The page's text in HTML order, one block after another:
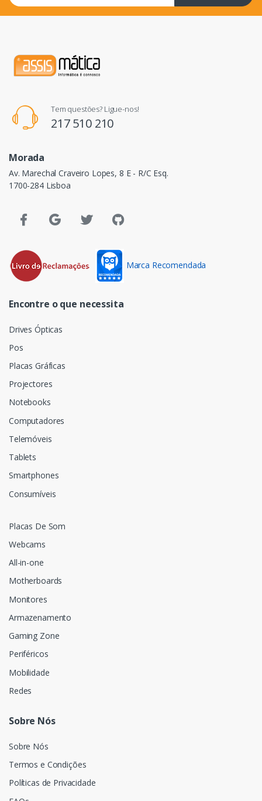
Tem questões? Ligue-nos!
217 510 210
Morada
Av. Marechal Craveiro Lopes, 8 E - R/C Esq.
1700-284 Lisboa
Marca Recomendada
Encontre o que necessita
Drives Ópticas
Pos
Placas Gráficas
Projectores
Notebooks
Computadores
Telemóveis
Tablets
Smartphones
Consumíveis
Placas De Som
Webcams
All-in-one
Motherboards
Monitores
Armazenamento
Gaming Zone
Periféricos
Mobilidade
Redes
Sobre Nós
Sobre Nós
Termos e Condições
Políticas de Privacidade